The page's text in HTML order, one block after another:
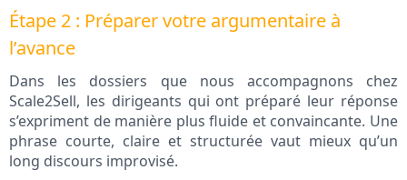
Étape 2 : Préparer votre argumentaire à
l’avance
Dans les dossiers que nous accompagnons chez
Scale2Sell, les dirigeants qui ont préparé leur réponse
s’expriment de manière plus fluide et convaincante. Une
phrase courte, claire et structurée vaut mieux qu’un
long discours improvisé.